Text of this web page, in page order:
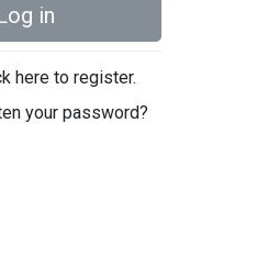
in
here to register.
your password?